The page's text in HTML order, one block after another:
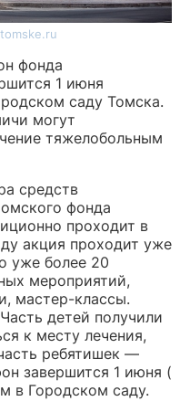
фонда
1 июня
саду Томска.
могут
тяжелобольным
средств
фонда
проходит в
акция проходит уже
уже более 20
мероприятий,
мастер-классы.
детей получили
к месту лечения,
ребятишек —
завершится 1 июня (
в Городском саду.